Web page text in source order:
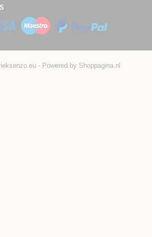
- Powered by Shoppagina.nl